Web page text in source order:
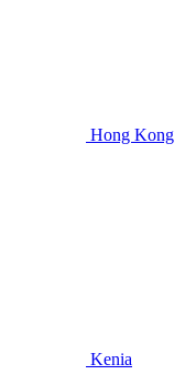
Hong Kong
Kenia